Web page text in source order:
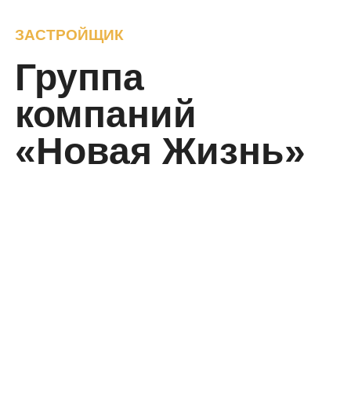
ЗАСТРОЙЩИК
Группа
компаний
«Новая Жизнь»